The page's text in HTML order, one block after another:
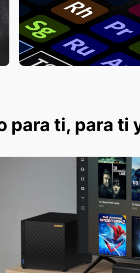
para ti, para ti